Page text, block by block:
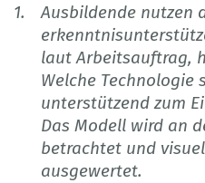
Ausbildende nutzen
laut Arbeitsauftrag,
Welche Technologie
unterstützend zum
Das Modell wird an
betrachtet und
ausgewertet.